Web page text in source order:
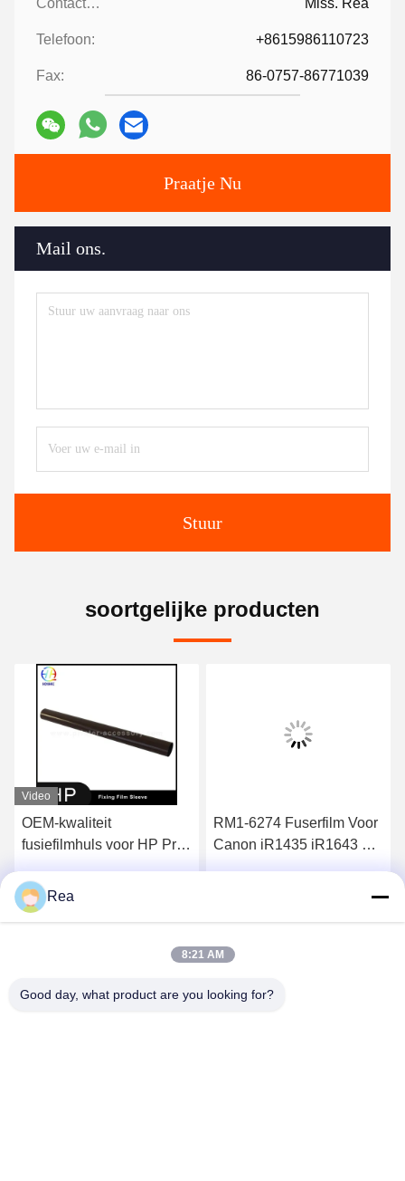
Telefoon: +8615986110723
Fax: 86-0757-86771039
Praatje Nu
Mail ons.
Stuur
soortgelijke producten
Video
OEM-kwaliteit
fusiefilmhuls voor HP Pro
M375 M451 M475 M476
met warmtebestendige
50.000 tot 80.000 pagina's
RM1-6274 Fuserfilm Voor
Canon iR1435 iR1643 HP
Rea
8:21 AM
Good day, what product are you looking for?